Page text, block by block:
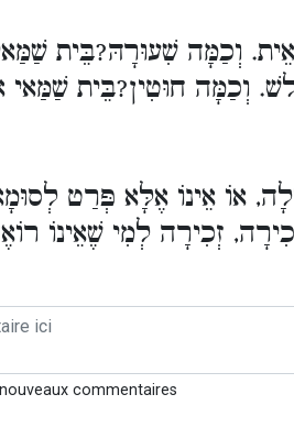
וְכַמָּה שִׁעוּרָהּ?בֵּית
וְכַמָּה חוּטִין?בֵּית שַׁמַּאי
אוֹ אֵינוֹ אֶלָּא פְּרַט
זְכִירָה לְמִי שֶׁאֵינוֹ
commentaires